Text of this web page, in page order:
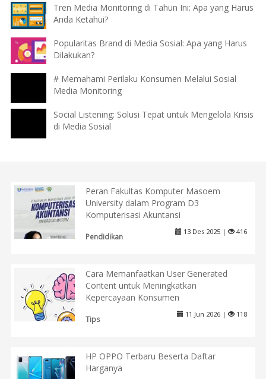
Tren Media Monitoring di Tahun Ini: Apa yang Harus
Anda Ketahui?
Popularitas Brand di Media Sosial: Apa yang Harus
Dilakukan?
# Memahami Perilaku Konsumen Melalui Sosial
Media Monitoring
Social Listening: Solusi Tepat untuk Mengelola Krisis
di Media Sosial
Peran Fakultas Komputer Masoem
University dalam Program D3
Komputerisasi Akuntansi
Pendidikan
13 Des 2025 | 416
Cara Memanfaatkan User Generated
Content untuk Meningkatkan
Kepercayaan Konsumen
Tips
11 Jun 2026 | 118
HP OPPO Terbaru Beserta Daftar
Harganya